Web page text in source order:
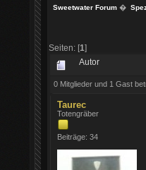
Sweetwater Forum �
Seiten: [1]
Autor
0 Mitglieder und 1 Gast
Taurec
Totengräber
Beiträge: 34